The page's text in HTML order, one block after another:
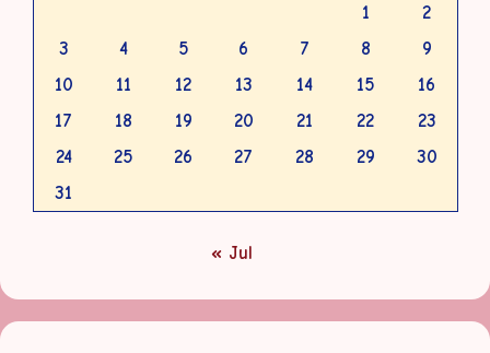
1
2
3
4 5 6 7 8
9
10
11 12 13 14 15
16
17
18 19 20 21 22
23
24
25 26 27 28 29
30
31
« Jul